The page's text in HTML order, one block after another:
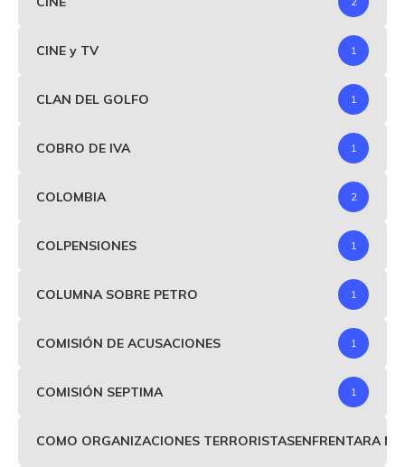
CINE y TV 1
CLAN DEL GOLFO 1
COBRO DE IVA 1
COLOMBIA 2
COLPENSIONES 1
COLUMNA SOBRE PETRO 1
COMISIÓN DE ACUSACIONES 1
COMISIÓN SEPTIMA 1
COMO ORGANIZACIONES TERRORISTASENFRENTARA